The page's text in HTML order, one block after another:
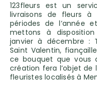
123fleurs est un
livraisons de fleurs
périodes de l’année
mettons à
janvier à décembre :
Saint Valentin,
ce bouquet que vous
création fera l’objet
fleuristes localisés à